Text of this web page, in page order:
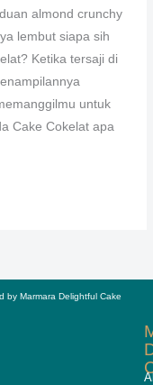
almond crunchy
lembut siapa sih
Ketika tersaji di
untuk
Cake Cokelat apa
by Marmara Delightful Cake